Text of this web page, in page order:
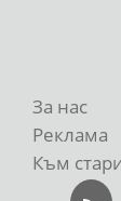
За нас
Реклама
Към